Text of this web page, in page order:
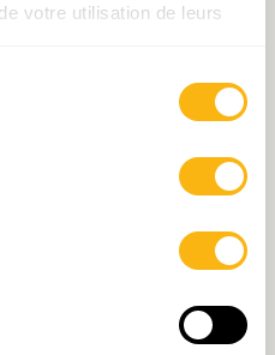
votre utilisation de leurs
la faiblesse (au
des 55-64 ans ;
le cadre de la
ont vocation à réduire, à
à 18 ans à partir